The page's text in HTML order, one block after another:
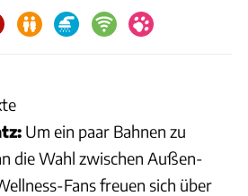
Um ein paar Bahnen zu
die Wahl zwischen Außen-
Fans freuen sich über